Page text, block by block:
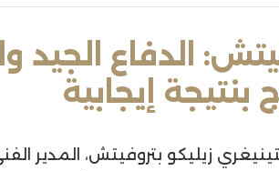
الدفاع الجيد
بنتيجة إيجابية
زيليكو بتروفيتش، المدير